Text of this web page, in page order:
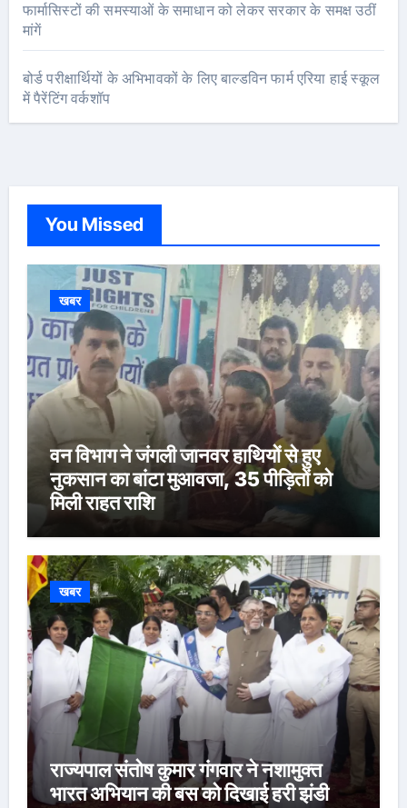
फार्मासिस्टों की समस्याओं के समाधान को लेकर सरकार के समक्ष उठीं
मांगें
बोर्ड परीक्षार्थियों के अभिभावकों के लिए बाल्डविन फार्म एरिया हाई स्कूल
में पैरेंटिंग वर्कशॉप
You Missed
खबर
वन विभाग ने जंगली जानवर हाथियों से हुए
नुकसान का बांटा मुआवजा, 35 पीड़ितों को
मिली राहत राशि
खबर
राज्यपाल संतोष कुमार गंगवार ने नशामुक्त
भारत अभियान की बस को दिखाई हरी झंडी